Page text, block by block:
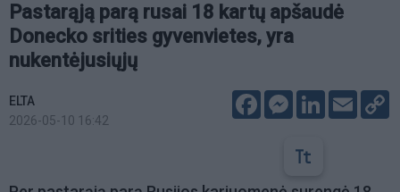
Pastarąją parą rusai 18 kartų apšaudė
Donecko srities gyvenvietes, yra
nukentėjusiųjų
ELTA
2026-05-10 16:42
FacebookMessenger
LinkedIn
Email